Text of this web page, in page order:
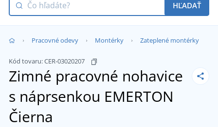
HĽADAŤ
Pracovné odevy Montérky Zateplené montérky
Kód tovaru:CER-03020207
Zimné pracovné nohavice
s náprsenkou EMERTON
Čierna